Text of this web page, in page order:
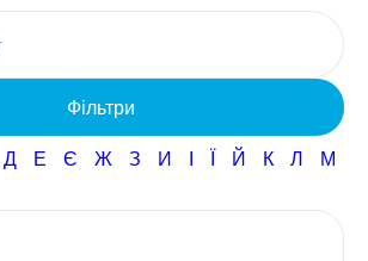
Фільтри
Д Е Є Ж З И І Ї Й К Л М